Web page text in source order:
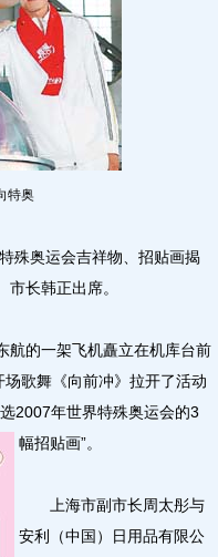
特奥
奥运会吉祥物、招贴画揭
长韩正出席。
的一架飞机矗立在机库台前
歌舞《向前冲》拉开了活动
2007年世界特殊奥运会的3
幅招贴画”。
上海市副市长周太彤与
安利（中国）日用品有限公